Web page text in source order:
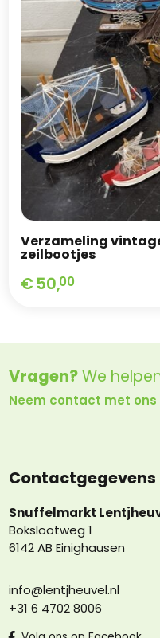
Verzameling
zeilbootjes
€ 50,00
Vragen?We
Neem contact met ons
Contactgegevens
Snuffelmarkt
Bokslootweg 1
6142 AB Einighausen
info@lentjheuvel.nl
+31 6 4702 8006